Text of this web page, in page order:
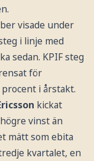
visade under
i linje med
sedan. KPIF steg
för
i årstakt.
kickat
vinst än
mätt som ebita
kvartalet, en